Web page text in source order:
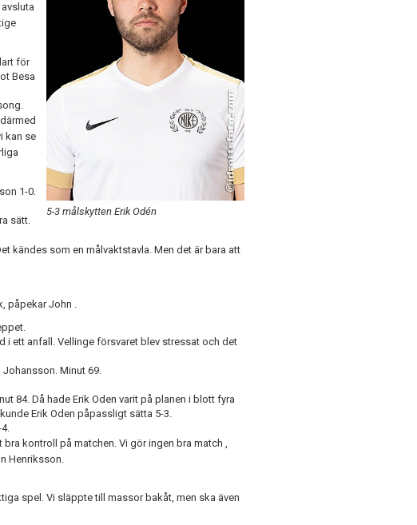
5-3 målskytten Erik Odén
för
Besa
kan se
1-0.
sätt.
kändes som en målvaktstavla. Men det är bara att
påpekar John .
i ett anfall. Vellinge försvaret blev stressat och det
Minut 69.
84. Då hade Erik Oden varit på planen i blott fyra
Erik Oden påpassligt sätta 5-3.
kontroll på matchen. Vi gör ingen bra match ,
Henriksson.
spel. Vi släppte till massor bakåt, men ska även